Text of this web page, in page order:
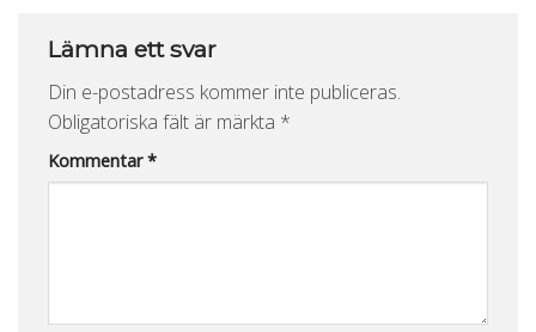
Lämna ett svar
Din e-postadress kommer inte publiceras.
Obligatoriska fält är märkta *
Kommentar*